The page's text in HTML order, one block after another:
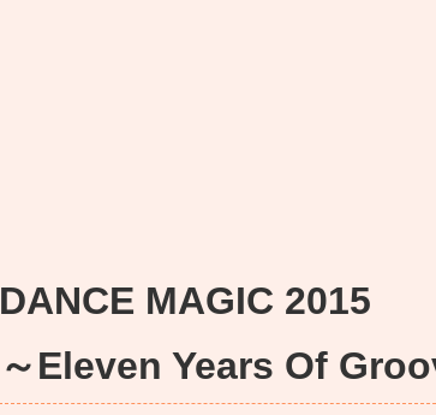
DANCE MAGIC 2015
～Eleven Years Of